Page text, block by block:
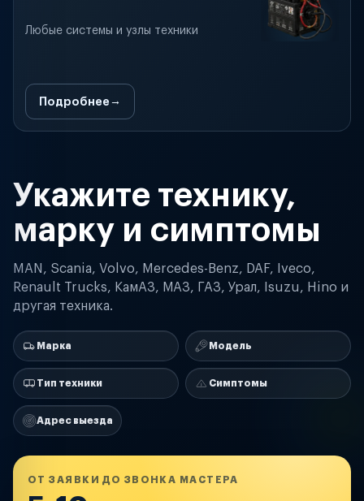
Любые системы и узлы техники
Подробнее
Укажите технику,
марку и симптомы
MAN, Scania, Volvo, Mercedes-Benz, DAF, Iveco,
Renault Trucks, КамАЗ, МАЗ, ГАЗ, Урал, Isuzu, Hino и
другая техника.
Марка Модель
Тип техники Симптомы
Адрес выезда
ОТ ЗАЯВКИ ДО ЗВОНКА МАСТЕРА